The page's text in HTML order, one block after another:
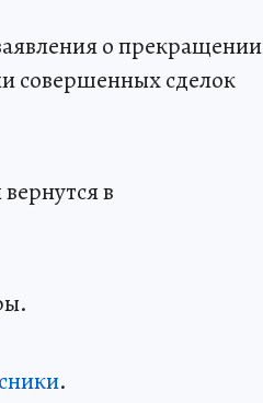
о прекращении
совершенных сделок
в
.